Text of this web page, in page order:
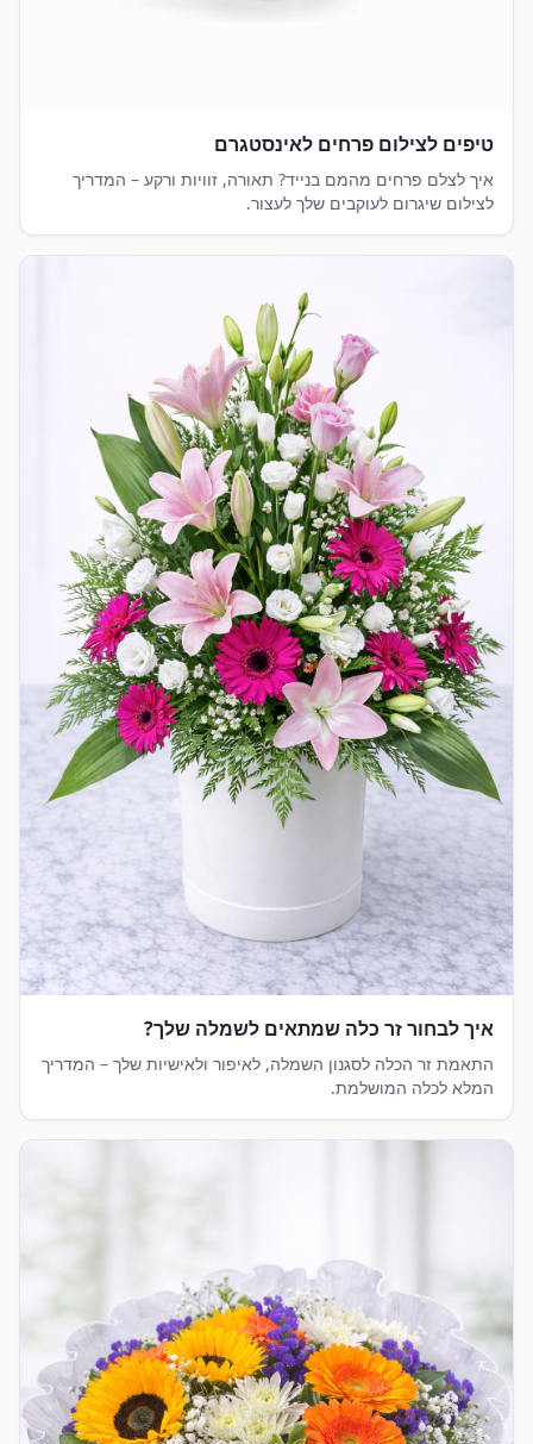
טיפים לצילום פרחים לאינסטגרם
איך לצלם פרחים מהמם בנייד? תאורה, זוויות ורקע – המדריך
לצילום שיגרום לעוקבים שלך לעצור.
איך לבחור זר כלה שמתאים לשמלה שלך?
התאמת זר הכלה לסגנון השמלה, לאיפור ולאישיות שלך – המדריך
המלא לכלה המושלמת.